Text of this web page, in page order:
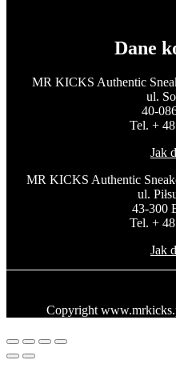
Dane
MR KICKS Authentic
ul.
40-
Tel. +
Jak
MR KICKS Authentic
ul.
43-300
Tel. +
Jak
Copyright